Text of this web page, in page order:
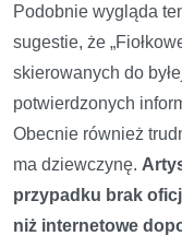
Podobnie wygląda
sugestie, że
skierowanych do
potwierdzonych
Obecnie również
ma dziewczynę.
przypadku brak
niż internetowe